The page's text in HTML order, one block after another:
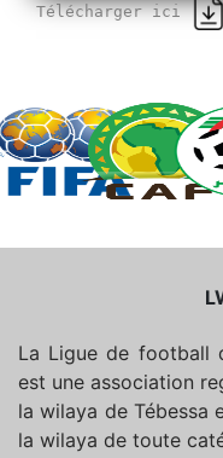
Télécharger ici
La Ligue de football
est une association
la wilaya de Tébessa
la wilaya de toute